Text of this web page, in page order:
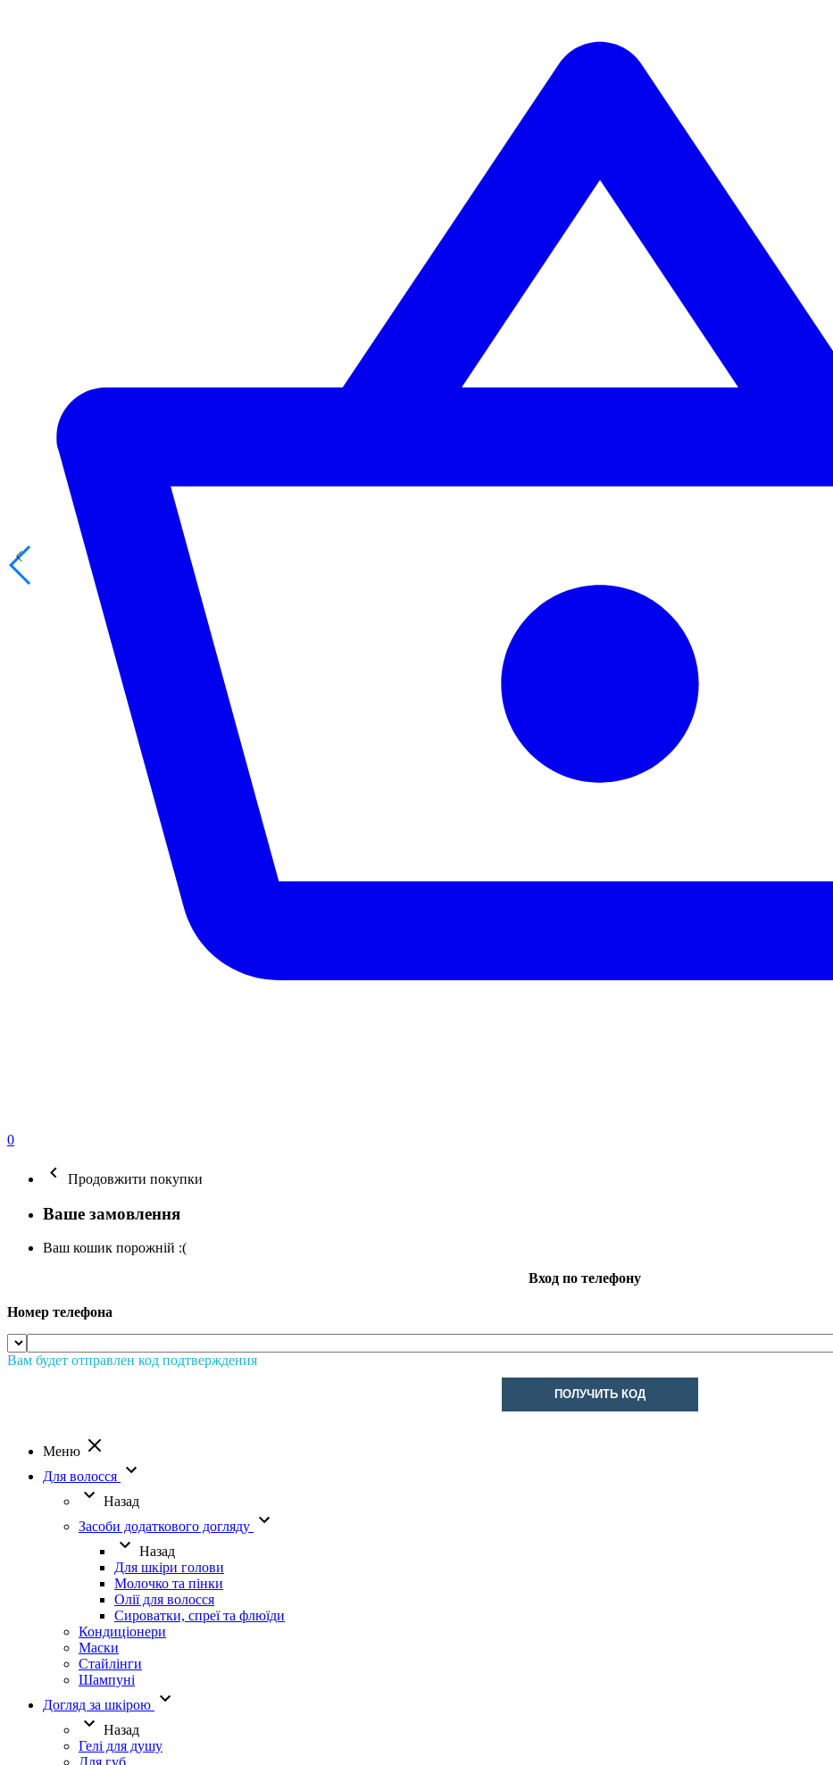
0
Продовжити покупки
Ваше замовлення
Ваш кошик порожній :(
Вход по телефону
Номер телефона
Вам будет отправлен код подтверждения
ПОЛУЧИТЬ КОД
Меню
Для волосся
Назад
Засоби додаткового догляду
Назад
Для шкіри голови
Молочко та пінки
Олії для волосся
Сироватки, спреї та флюїди
Кондиціонери
Маски
Стайлінги
Шампуні
Догляд за шкірою
Назад
Гелі для душу